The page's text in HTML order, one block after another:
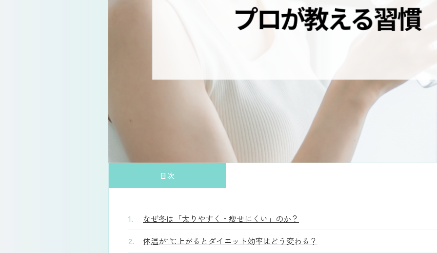
目次
1.
なぜ冬は「太りやすく・痩せにくい」のか？
2.
体温が1℃上がるとダイエット効率はどう変わる？